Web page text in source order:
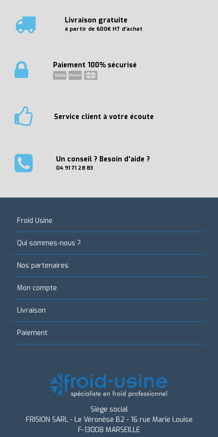
Livraison gratuite
à partir de 600€ HT d'achat
Paiement 100% sécurisé
Service client à votre écoute
Un conseil ? Besoin d'aide ?
04 91 71 28 83
Froid Usine
Qui sommes-nous ?
Nos partenaires
Mon compte
Livraison
Paiement
Siège social
FRISION SARL - Le Véronèse B2 - 16 rue Marie Louise
F-13008 MARSEILLE